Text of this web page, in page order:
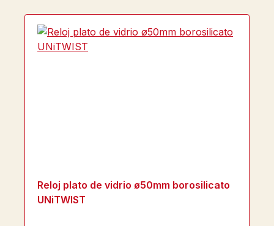
Reloj plato de vidrio ø50mm borosilicato
UNiTWIST